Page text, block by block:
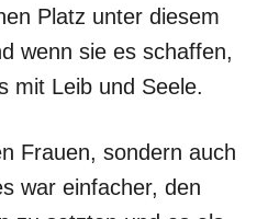
Platz unter diesem
wenn sie es schaffen,
mit Leib und Seele.
Frauen, sondern auch
war einfacher, den